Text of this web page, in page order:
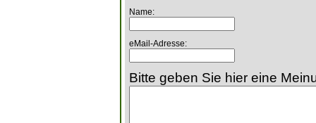
Name:
eMail-Adresse:
Bitte geben Sie hier eine